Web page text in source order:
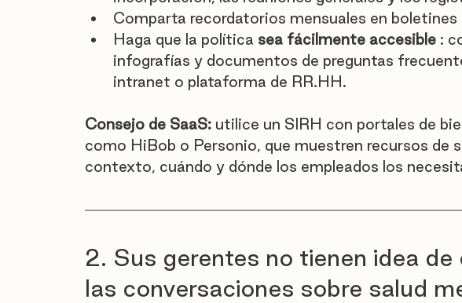
Comparta recordatorios mensuales en
Haga que la política sea fácilmente accesible :
infografías y documentos de preguntas
intranet o plataforma de RR.HH.
Consejo de SaaS: utilice un SIRH con portales de
como HiBob o Personio, que muestren recursos de
contexto, cuándo y dónde los empleados los
2. Sus gerentes no tienen idea
las conversaciones sobre salud